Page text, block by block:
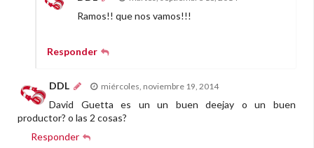
Ramos!! que nos vamos!!!
Responder
DDL miércoles, noviembre 19, 2014
David Guetta es un un buen deejay o un buen
productor? o las 2 cosas?
Responder